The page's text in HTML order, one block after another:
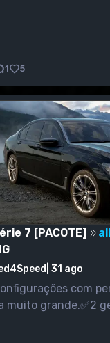
1 5
7 [PACOTE] all
31 ago
com
muito grande.✅2